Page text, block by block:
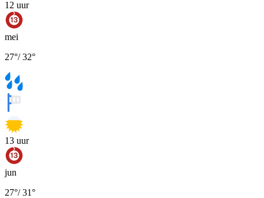
12 uur
mei
27°/32°
13 uur
jun
27°/31°